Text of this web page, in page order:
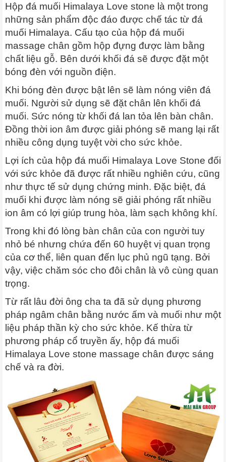
Hộp đá muối Himalaya Love stone là một trong
những sản phẩm độc đáo được chế tác từ đá
muối Himalaya. Cấu tạo của hộp đá muối
massage chân gồm hộp đựng được làm bằng
chất liệu gỗ. Bên dưới khối đá sẽ được đặt một
bóng đèn với nguồn điện.
Khi bóng đèn được bật lên sẽ làm nóng viên đá
muối. Người sử dụng sẽ đặt chân lên khối đá
muối. Sức nóng từ khối đá lan tỏa lên bàn chân.
Đồng thời ion âm được giải phóng sẽ mang lại rất
nhiều công dụng tuyệt vời cho sức khỏe.
Lợi ích của hộp đá muối Himalaya Love Stone đối
với sức khỏe đã được rất nhiều nghiên cứu, cũng
như thực tế sử dụng chứng minh. Đặc biệt, đá
muối khi được làm nóng sẽ giải phóng rất nhiều
ion âm có lợi giúp trung hòa, làm sạch không khí.
Trong khi đó lòng bàn chân của con người tuy
nhỏ bé nhưng chứa đến 60 huyệt vị quan trọng
của cơ thể, liên quan đến lục phủ ngũ tạng. Bởi
vậy, việc chăm sóc cho đôi chân là vô cùng quan
trọng.
Từ rất lâu đời ông cha ta đã sử dụng phương
pháp ngâm chân bằng nước ấm và muối như một
liệu pháp thần kỳ cho sức khỏe. Kế thừa từ
phương pháp cổ truyền ấy, hộp đá muối
Himalaya Love stone massage chân được sáng
chế và ra đời.